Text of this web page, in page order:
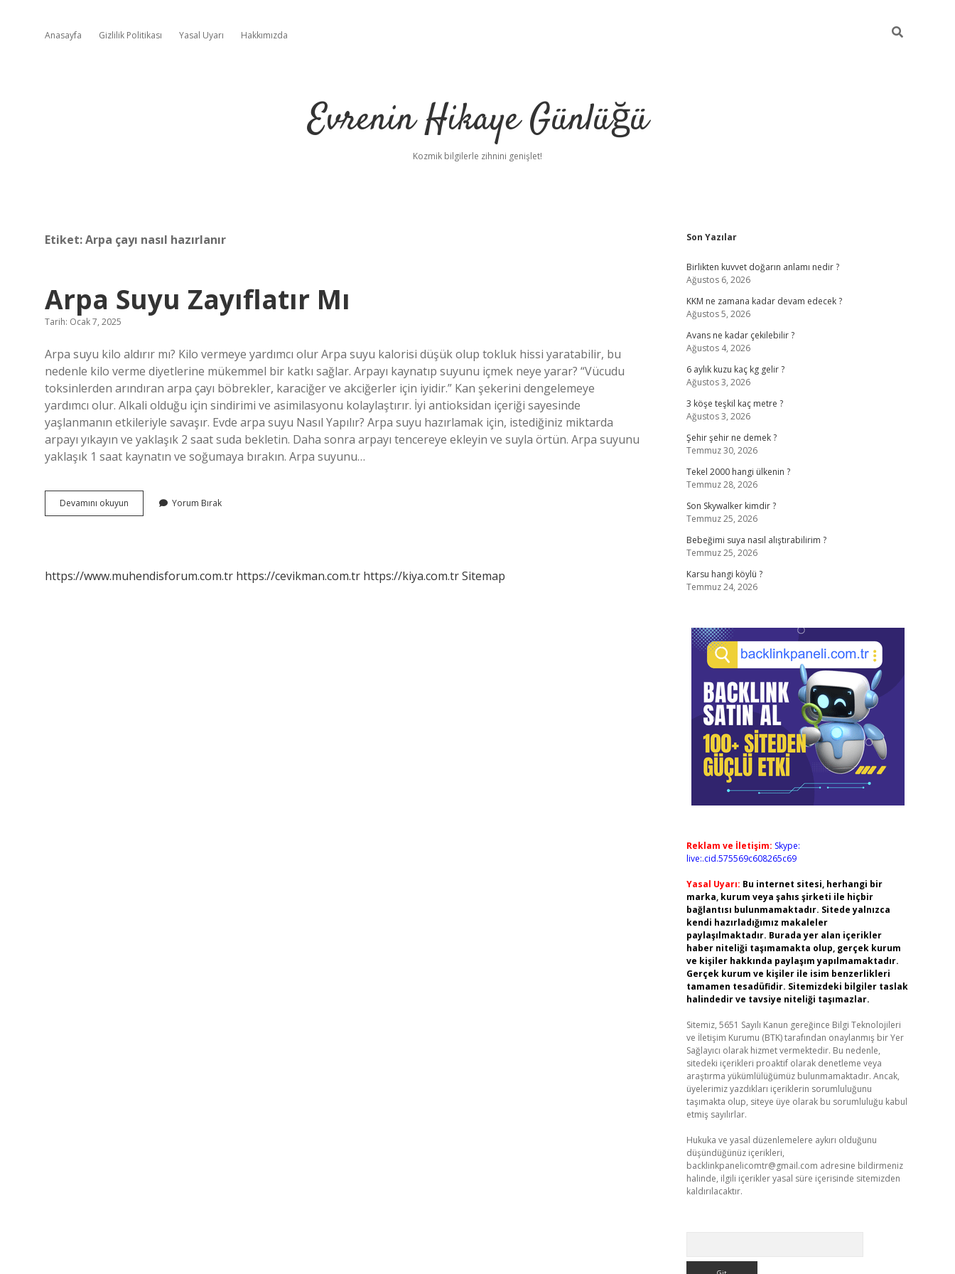
Anasayfa Gizlilik Politikası Yasal Uyarı Hakkımızda
Evrenin Hikaye Günlüğü
Kozmik bilgilerle zihnini genişlet!
Etiket:Arpa çayı nasıl hazırlanır
Arpa Suyu Zayıflatır Mı
Tarih: Ocak 7, 2025
Arpa suyu kilo aldırır mı? Kilo vermeye yardımcı olur Arpa suyu kalorisi düşük olup tokluk hissi yaratabilir, bu
nedenle kilo verme diyetlerine mükemmel bir katkı sağlar. Arpayı kaynatıp suyunu içmek neye yarar? “Vücudu
toksinlerden arındıran arpa çayı böbrekler, karaciğer ve akciğerler için iyidir.” Kan şekerini dengelemeye
yardımcı olur. Alkali olduğu için sindirimi ve asimilasyonu kolaylaştırır. İyi antioksidan içeriği sayesinde
yaşlanmanın etkileriyle savaşır. Evde arpa suyu Nasıl Yapılır? Arpa suyu hazırlamak için, istediğiniz miktarda
arpayı yıkayın ve yaklaşık 2 saat suda bekletin. Daha sonra arpayı tencereye ekleyin ve suyla örtün. Arpa suyunu
yaklaşık 1 saat kaynatın ve soğumaya bırakın. Arpa suyunu…
Devamını okuyun
Suyu
Yorum Bırak
https://www.muhendisforum.com.tr https://cevikman.com.tr https://kiya.com.trSitemap
Sidebar
Son Yazılar
Birlikten kuvvet doğarın anlamı nedir ?
Ağustos 6, 2026
KKM ne zamana kadar devam edecek ?
Ağustos 5, 2026
Avans ne kadar çekilebilir ?
Ağustos 4, 2026
6 aylık kuzu kaç kg gelir ?
Ağustos 3, 2026
3 köşe teşkil kaç metre ?
Ağustos 3, 2026
Şehir şehir ne demek ?
Temmuz 30, 2026
Tekel 2000 hangi ülkenin ?
Temmuz 28, 2026
Son Skywalker kimdir ?
Temmuz 25, 2026
Bebeğimi suya nasıl alıştırabilirim ?
Temmuz 25, 2026
Karsu hangi köylü ?
Temmuz 24, 2026
Reklam ve İletişim: Skype:
live:.cid.575569c608265c69
Yasal Uyarı: Bu internet sitesi, herhangi bir
marka, kurum veya şahıs şirketi ile hiçbir
bağlantısı bulunmamaktadır. Sitede yalnızca
kendi hazırladığımız makaleler
paylaşılmaktadır. Burada yer alan içerikler
haber niteliği taşımamakta olup, gerçek kurum
ve kişiler hakkında paylaşım yapılmamaktadır.
Gerçek kurum ve kişiler ile isim benzerlikleri
tamamen tesadüfidir. Sitemizdeki bilgiler taslak
halindedir ve tavsiye niteliği taşımazlar.
Sitemiz, 5651 Sayılı Kanun gereğince Bilgi Teknolojileri
ve İletişim Kurumu (BTK) tarafından onaylanmış bir Yer
Sağlayıcı olarak hizmet vermektedir. Bu nedenle,
sitedeki içerikleri proaktif olarak denetleme veya
araştırma yükümlülüğümüz bulunmamaktadır. Ancak,
üyelerimiz yazdıkları içeriklerin sorumluluğunu
taşımakta olup, siteye üye olarak bu sorumluluğu kabul
etmiş sayılırlar.
Hukuka ve yasal düzenlemelere aykırı olduğunu
düşündüğünüz içerikleri,
backlinkpanelicomtr@gmail.com adresine bildirmeniz
halinde, ilgili içerikler yasal süre içerisinde sitemizden
kaldırılacaktır.